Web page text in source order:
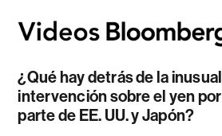
¿Qué hay detrás de la inusual
intervención sobre el yen por
parte de EE. UU. y Japón?